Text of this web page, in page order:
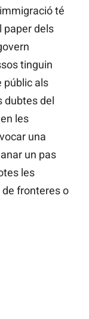
té
paper dels
tinguin
públic als
dubtes del
les
una
un pas
les
fronteres o